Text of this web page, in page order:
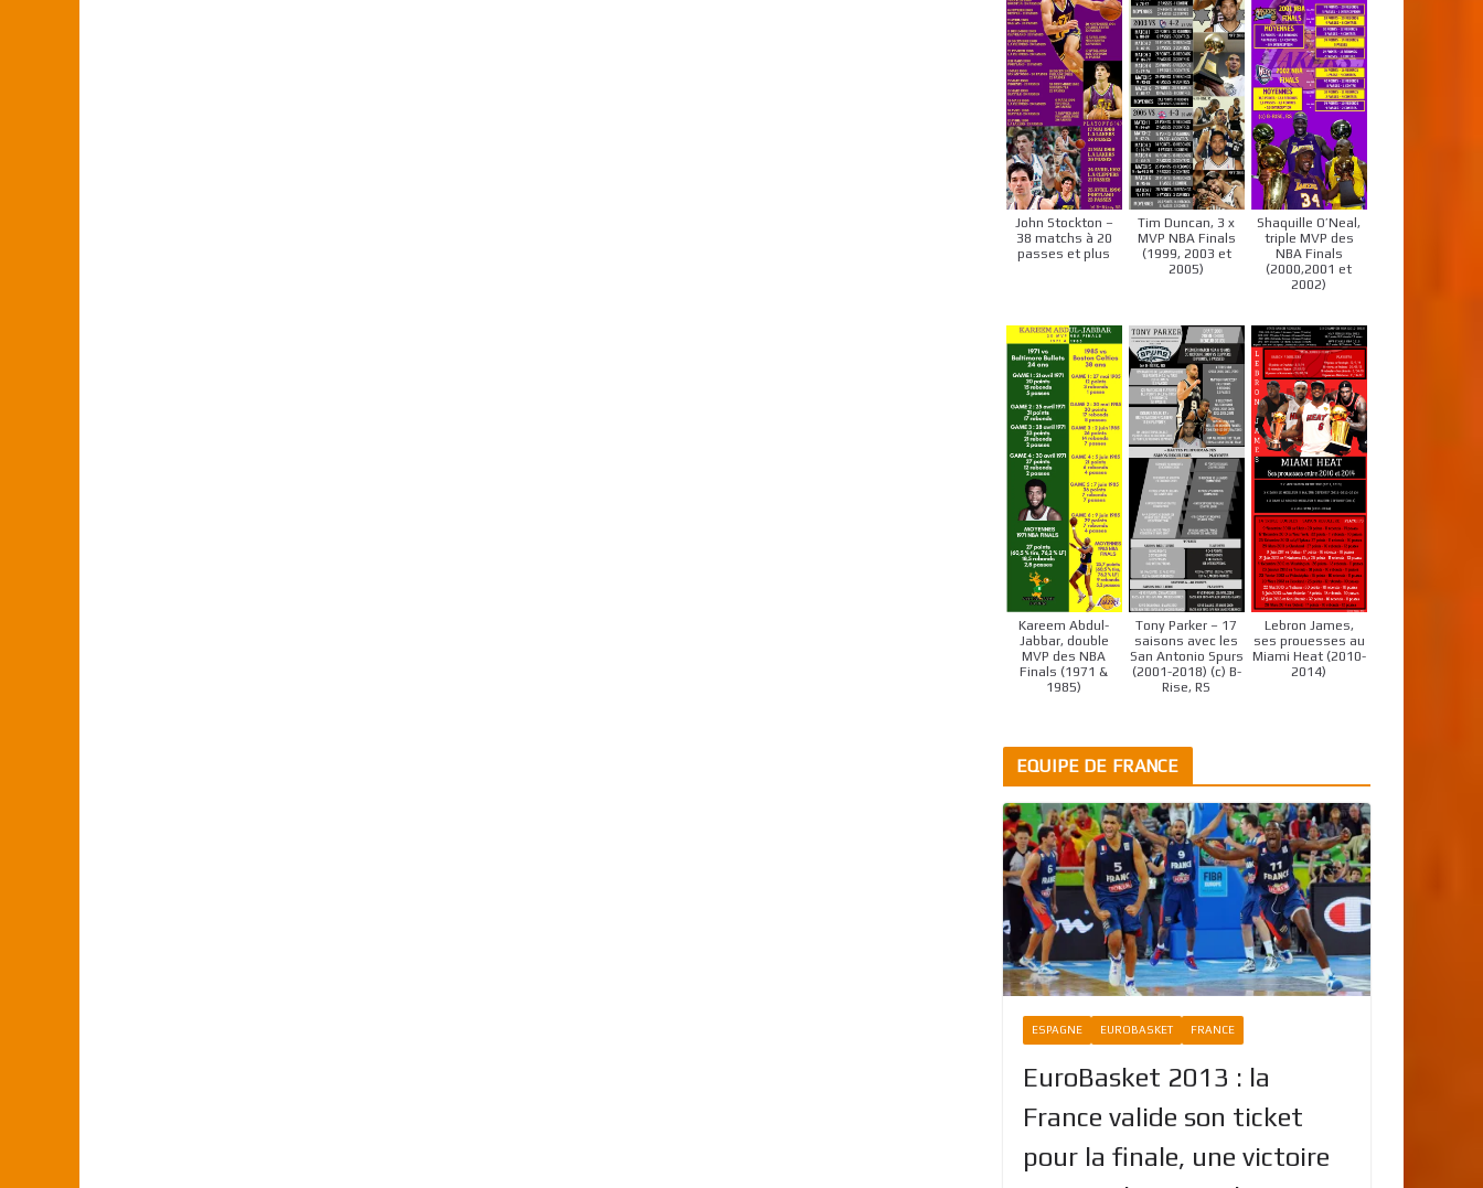
John Stockton –
38 matchs à 20
passes et plus
Tim Duncan, 3 x
MVP NBA Finals
(1999, 2003 et
2005)
Shaquille O’Neal,
triple MVP des
NBA Finals
(2000,2001 et
2002)
Kareem Abdul-
Jabbar, double
MVP des NBA
Finals (1971 &
1985)
Tony Parker – 17
saisons avec les
San Antonio Spurs
(2001-2018) (c) B-
Rise, RS
Lebron James,
ses prouesses au
Miami Heat (2010-
2014)
EQUIPE DE FRANCE
ESPAGNE EUROBASKET FRANCE
EuroBasket 2013 : la
France valide son ticket
pour la finale, une victoire